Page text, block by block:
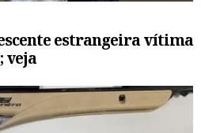
estrangeira vítima
veja